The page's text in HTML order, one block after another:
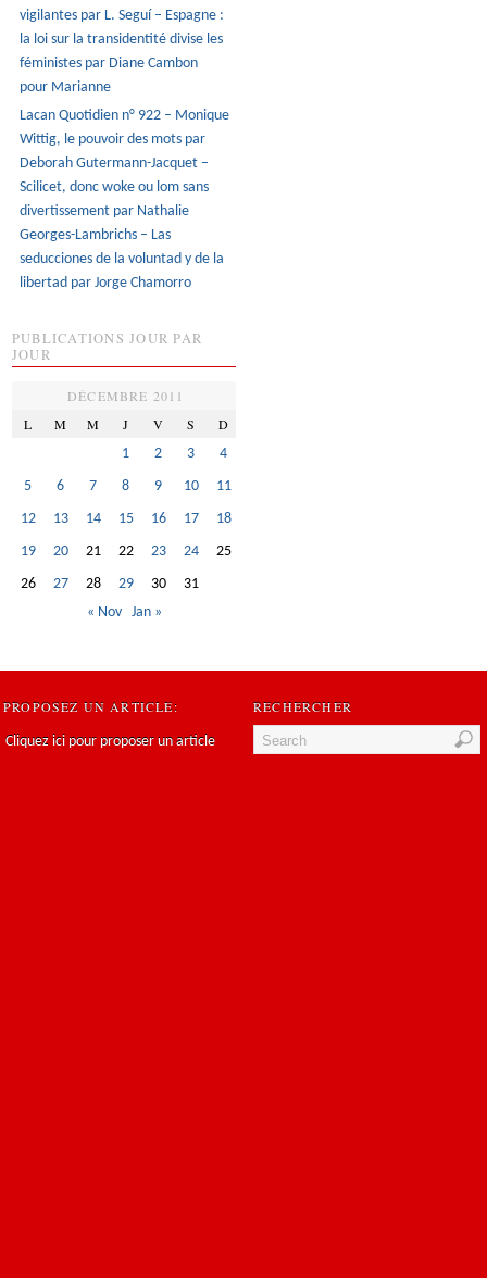
vigilantes par L. Seguí – Espagne :
la loi sur la transidentité divise les
féministes par Diane Cambon
pour Marianne
Lacan Quotidien n° 922 – Monique
Wittig, le pouvoir des mots par
Deborah Gutermann-Jacquet –
Scilicet, donc woke ou lom sans
divertissement par Nathalie
Georges-Lambrichs – Las
seducciones de la voluntad y de la
libertad par Jorge Chamorro
PUBLICATIONS JOUR PAR
JOUR
DÉCEMBRE 2011
L
M M J V S D
1 2 3
4
5
6 7 8 9 10
11
12
13 14 15 16 17
18
19
20 21 22 23 24
25
26
27 28 29 30
31
« Nov
Jan »
PROPOSEZ UN ARTICLE:
Cliquez ici pour proposer un article
RECHERCHER